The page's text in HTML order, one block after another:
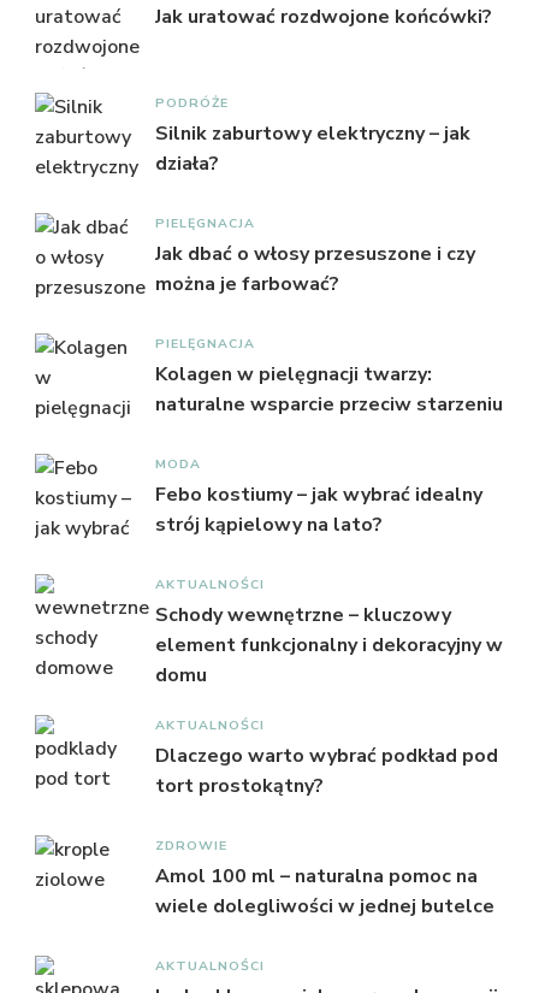
Jak uratować rozdwojone końcówki?
PODRÓŻE
Silnik zaburtowy elektryczny – jak
działa?
PIELĘGNACJA
Jak dbać o włosy przesuszone i czy
można je farbować?
PIELĘGNACJA
Kolagen w pielęgnacji twarzy:
naturalne wsparcie przeciw starzeniu
MODA
Febo kostiumy – jak wybrać idealny
strój kąpielowy na lato?
AKTUALNOŚCI
Schody wewnętrzne – kluczowy
element funkcjonalny i dekoracyjny w
domu
AKTUALNOŚCI
Dlaczego warto wybrać podkład pod
tort prostokątny?
ZDROWIE
Amol 100 ml – naturalna pomoc na
wiele dolegliwości w jednej butelce
AKTUALNOŚCI